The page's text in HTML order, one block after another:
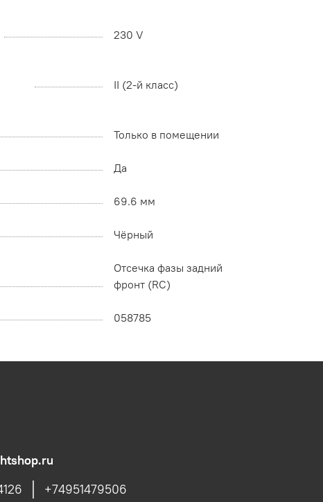
230 V
II (2-й класс)
Только в помещении
Да
69.6 мм
Чёрный
Отсечка фазы задний
фронт (RC)
058785
+74951479506